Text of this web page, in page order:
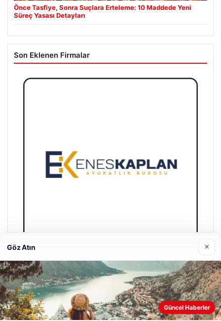
Önce Tasfiye, Sonra Suçlara Erteleme: 10 Maddede Yeni
Süreç Yasası Detayları
Son Eklenen Firmalar
Enes Kaplan Avukatlık Bürosu
28/04/2026
Web sitemizi nasıl kullandığınızı daha iyi anlayabilmek,
Göz Atın ×
Güncel Haberler